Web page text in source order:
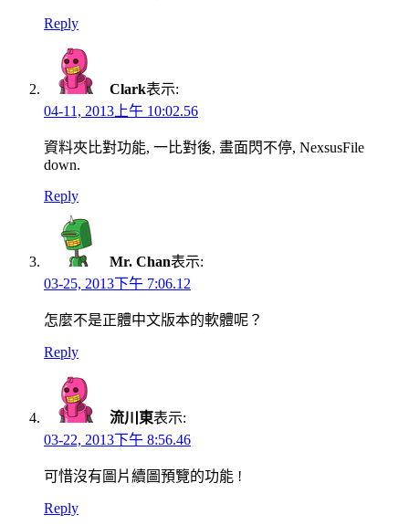
Reply
Clark表示:
04-11, 2013上午 10:02.56
資料夾比對功能, 一比對後, 畫面閃不停, NexsusFile
down.
Reply
Mr. Chan表示:
03-25, 2013下午 7:06.12
怎麼不是正體中文版本的軟體呢？
Reply
流川東表示:
03-22, 2013下午 8:56.46
可惜沒有圖片續圖預覽的功能 !
Reply